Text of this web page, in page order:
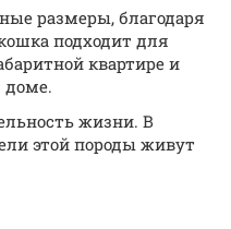
размеры, благодаря
подходит для
квартире и
доме.
жизни. В
этой породы живут